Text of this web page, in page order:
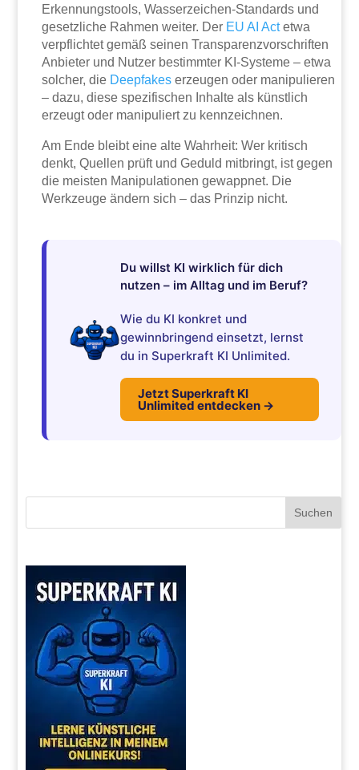
Erkennungstools, Wasserzeichen-Standards und
gesetzliche Rahmen weiter. Der EU AI Actetwa
verpflichtet gemäß seinen Transparenzvorschriften
Anbieter und Nutzer bestimmter KI-Systeme – etwa
solcher, die Deepfakes erzeugen oder manipulieren
– dazu, diese spezifischen Inhalte als künstlich
erzeugt oder manipuliert zu kennzeichnen.
Am Ende bleibt eine alte Wahrheit: Wer kritisch
denkt, Quellen prüft und Geduld mitbringt, ist gegen
die meisten Manipulationen gewappnet. Die
Werkzeuge ändern sich – das Prinzip nicht.
Du willst KI wirklich für dich
nutzen – im Alltag und im Beruf?
Wie du KI konkret und
gewinnbringend einsetzt, lernst
du in Superkraft KI Unlimited.
Jetzt Superkraft KI
Unlimited entdecken →